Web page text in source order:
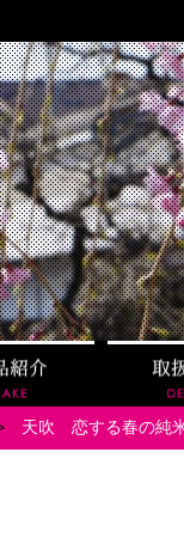
商品紹介
天吹 恋する春の純